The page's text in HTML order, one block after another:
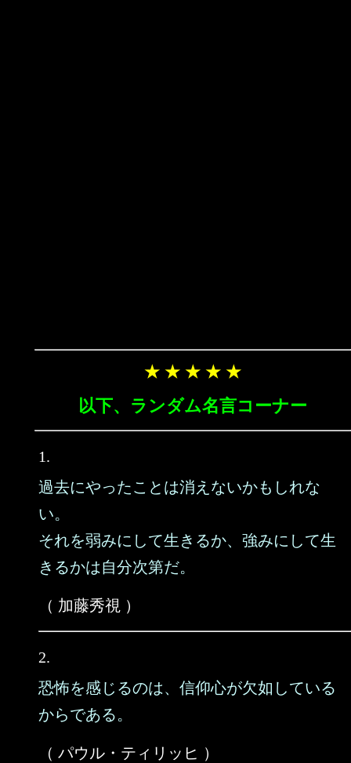
★ ★ ★ ★ ★
以下、ランダム名言コーナー
1.
過去にやったことは消えないかもしれな
い。
それを弱みにして生きるか、強みにして生
きるかは自分次第だ。
（ 加藤秀視 ）
2.
恐怖を感じるのは、信仰心が欠如している
からである。
（ パウル・ティリッヒ ）